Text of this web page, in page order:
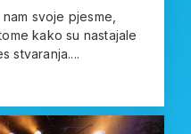
svoje pjesme,
kako su nastajale
stvaranja....